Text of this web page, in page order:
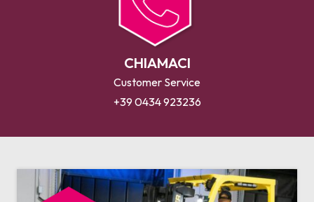
CHIAMACI
Customer Service
+39 0434 923236